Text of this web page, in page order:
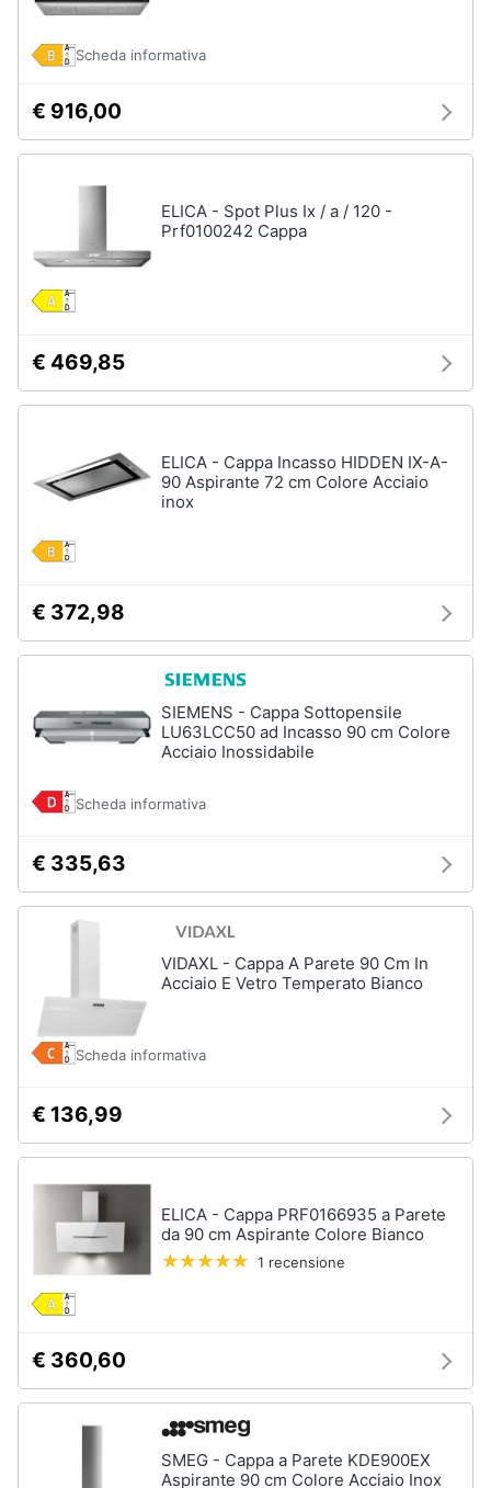
Scheda informativa
€ 916,00
ELICA - Spot Plus Ix / a / 120 -
Prf0100242 Cappa
€ 469,85
ELICA - Cappa Incasso HIDDEN IX-A-
90 Aspirante 72 cm Colore Acciaio
inox
€ 372,98
SIEMENS - Cappa Sottopensile
LU63LCC50 ad Incasso 90 cm Colore
Acciaio Inossidabile
Scheda informativa
€ 335,63
VIDAXL - Cappa A Parete 90 Cm In
Acciaio E Vetro Temperato Bianco
Scheda informativa
€ 136,99
ELICA - Cappa PRF0166935 a Parete
da 90 cm Aspirante Colore Bianco
1 recensione
€ 360,60
SMEG - Cappa a Parete KDE900EX
Aspirante 90 cm Colore Acciaio Inox